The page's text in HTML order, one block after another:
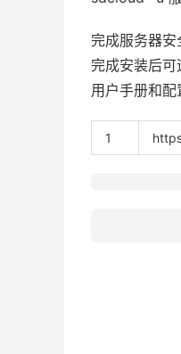
完成服务器
完成安装后可
用户手册和
1